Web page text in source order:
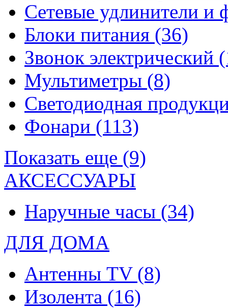
Сетевые удлинители и
Блоки питания (36)
Звонок электрический
Мультиметры (8)
Светодиодная
Фонари (113)
Показать еще (9)
АКСЕССУАРЫ
Наручные часы (34)
ДЛЯ ДОМА
Антенны TV (8)
Изолента (16)